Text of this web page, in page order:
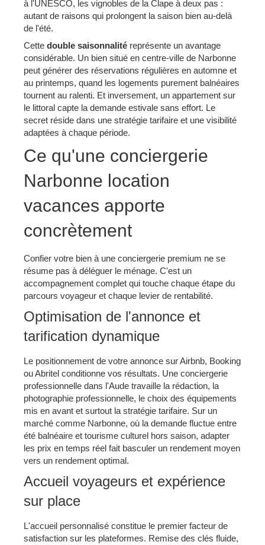
à l'UNESCO, les vignobles de la Clape à deux pas :
autant de raisons qui prolongent la saison bien au-delà
de l'été.
Cette double saisonnalité représente un avantage
considérable. Un bien situé en centre-ville de Narbonne
peut générer des réservations régulières en automne et
au printemps, quand les logements purement balnéaires
tournent au ralenti. Et inversement, un appartement sur
le littoral capte la demande estivale sans effort. Le
secret réside dans une stratégie tarifaire et une visibilité
adaptées à chaque période.
Ce qu'une conciergerie
Narbonne location
vacances apporte
concrètement
Confier votre bien à une conciergerie premium ne se
résume pas à déléguer le ménage. C'est un
accompagnement complet qui touche chaque étape du
parcours voyageur et chaque levier de rentabilité.
Optimisation de l'annonce et
tarification dynamique
Le positionnement de votre annonce sur Airbnb, Booking
ou Abritel conditionne vos résultats. Une conciergerie
professionnelle dans l'Aude travaille la rédaction, la
photographie professionnelle, le choix des équipements
mis en avant et surtout la stratégie tarifaire. Sur un
marché comme Narbonne, où la demande fluctue entre
été balnéaire et tourisme culturel hors saison, adapter
les prix en temps réel fait basculer un rendement moyen
vers un rendement optimal.
Accueil voyageurs et expérience
sur place
L'accueil personnalisé constitue le premier facteur de
satisfaction sur les plateformes. Remise des clés fluide,